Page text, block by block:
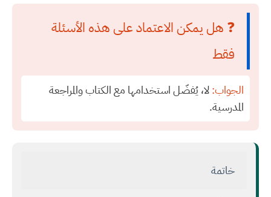
❓ هل يمكن الاعتماد على هذه الأسئلة
فقط
الجواب:لا، يُفضّل استخدامها مع الكتاب والمراجعة
المدرسية.
خاتمة